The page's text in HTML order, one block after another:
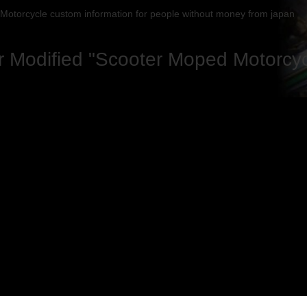
Motorcycle custom information for people without money from japan
Modified "Scooter Moped